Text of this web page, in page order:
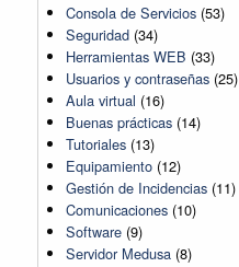
Consola de Servicios (53)
Seguridad (34)
Herramientas WEB (33)
Usuarios y contraseñas (25)
Aula virtual (16)
Buenas prácticas (14)
Tutoriales (13)
Equipamiento (12)
Gestión de Incidencias (11)
Comunicaciones (10)
Software (9)
Servidor Medusa (8)